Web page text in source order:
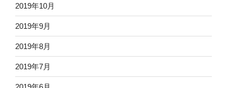
2019年10月
2019年9月
2019年8月
2019年7月